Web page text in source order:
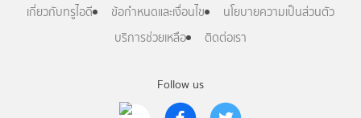
Follow us
เกี่ยวกับทรูไอดี ข้อกำหนดและเงื่อนไข
นโยบายความเป็นส่วนตัว
บริการช่วยเหลือ
ติดต่อเรา